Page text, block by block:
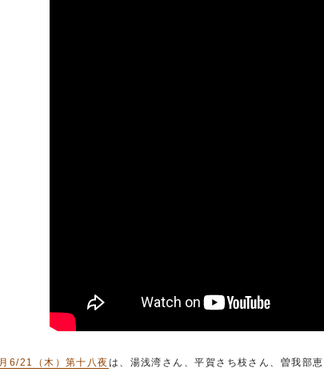
6/21（木）第十八夜は、湯浅湾さん、平賀さち枝さん、曽我部